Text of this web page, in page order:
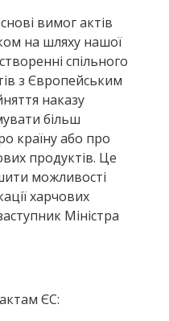
вимог актів
на шляху нашої
спільного
з Європейським
наказу
більш
країну або про
продуктів. Це
можливості
харчових
Міністра
ЄС: